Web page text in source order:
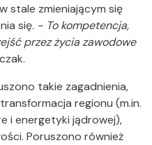
stale zmieniającym się
się. - To kompetencja,
przez życia zawodowe
takie zagadnienia,
regionu (m.in.
i energetyki jądrowej),
Poruszono również